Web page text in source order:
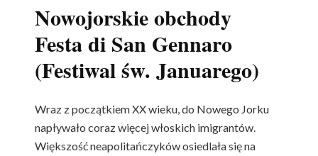
Nowojorskie obchody
Festa di San Gennaro
(Festiwal św. Januarego)
Wraz z początkiem XX wieku, do Nowego Jorku
napływało coraz więcej włoskich imigrantów.
Większość neapolitańczyków osiedlała się na